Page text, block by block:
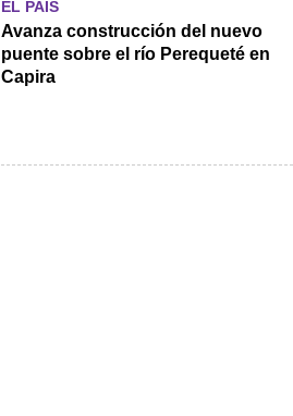
EL PAÍS
Avanza construcción del nuevo
puente sobre el río Perequeté en
Capira